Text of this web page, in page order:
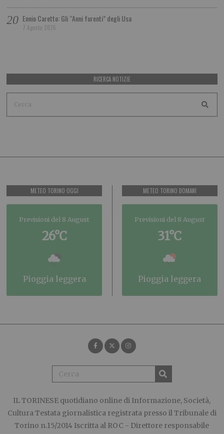
Ennio Caretto: Gli “Anni furenti” degli Usa
7 Agosto 2026
RICERCA NOTIZIE
METEO TORINO OGGI
Previsioni del 8 August
26°C
pioggia leggera
METEO TORINO DOMANI
Previsioni del 8 August
31°C
pioggia leggera
IL TORINESE quotidiano online di Informazione, Società,
Cultura Testata giornalistica registrata presso il Tribunale di
Torino n.15/2014 Iscritta al ROC - Direttore responsabile